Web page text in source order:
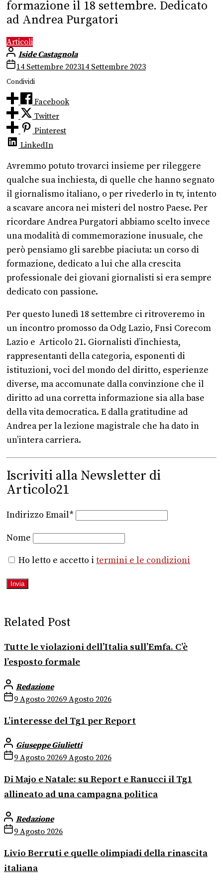
formazione il 18 settembre. Dedicato
ad Andrea Purgatori
Articoli
Iside Castagnola
14 Settembre 202314 Settembre 2023
Condividi
Facebook
Twitter
Pinterest
LinkedIn
Avremmo potuto trovarci insieme per rileggere
qualche sua inchiesta, di quelle che hanno segnato
il giornalismo italiano, o per rivederlo in tv, intento
a scavare ancora nei misteri del nostro Paese. Per
ricordare Andrea Purgatori abbiamo scelto invece
una modalità di commemorazione inusuale, che
però pensiamo gli sarebbe piaciuta: un corso di
formazione, dedicato a lui che alla crescita
professionale dei giovani giornalisti si era sempre
dedicato con passione.
Per questo lunedì 18 settembre ci ritroveremo in
un incontro promosso da Odg Lazio, Fnsi Corecom
Lazio e Articolo 21. Giornalisti d’inchiesta,
rappresentanti della categoria, esponenti di
istituzioni, voci del mondo del diritto, esperienze
diverse, ma accomunate dalla convinzione che il
diritto ad una corretta informazione sia alla base
della vita democratica. E dalla gratitudine ad
Andrea per la lezione magistrale che ha dato in
un’intera carriera.
Iscriviti alla Newsletter di
Articolo21
Indirizzo Email*
Nome
Ho letto e accetto i termini e le condizioni
Related Post
Tutte le violazioni dell’Italia sull’Emfa. C’è
l’esposto formale
Redazione
9 Agosto 20269 Agosto 2026
L’interesse del Tg1 per Report
Giuseppe Giulietti
9 Agosto 20269 Agosto 2026
Di Majo e Natale: su Report e Ranucci il Tg1
allineato ad una campagna politica
Redazione
9 Agosto 2026
Livio Berruti e quelle olimpiadi della rinascita
italiana